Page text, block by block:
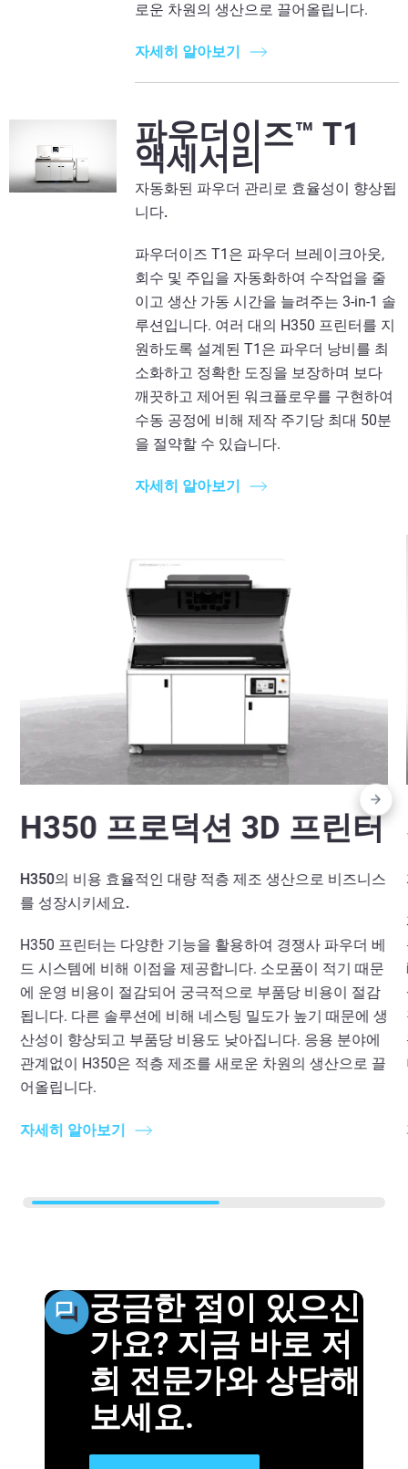
로운 차원의 생산으로 끌어올립니다.
자세히 알아보기
파우더이즈™ T1
액세서리
자동화된 파우더 관리로 효율성이 향상됩
니다.
파우더이즈 T1은 파우더 브레이크아웃,
회수 및 주입을 자동화하여 수작업을 줄
이고 생산 가동 시간을 늘려주는 3-in-1 솔
루션입니다. 여러 대의 H350 프린터를 지
원하도록 설계된 T1은 파우더 낭비를 최
소화하고 정확한 도징을 보장하며 보다
깨끗하고 제어된 워크플로우를 구현하여
수동 공정에 비해 제작 주기당 최대 50분
을 절약할 수 있습니다.
자세히 알아보기
H350 프로덕션 3D 프린터
H350의 비용 효율적인 대량 적층 제조 생산으로 비즈니스
를 성장시키세요.
H350 프린터는 다양한 기능을 활용하여 경쟁사 파우더 베
드 시스템에 비해 이점을 제공합니다. 소모품이 적기 때문
에 운영 비용이 절감되어 궁극적으로 부품당 비용이 절감
됩니다. 다른 솔루션에 비해 네스팅 밀도가 높기 때문에 생
산성이 향상되고 부품당 비용도 낮아집니다. 응용 분야에
관계없이 H350은 적층 제조를 새로운 차원의 생산으로 끌
어올립니다.
자세히 알아보기
궁금한 점이 있으신
가요? 지금 바로 저
희 전문가와 상담해
보세요.